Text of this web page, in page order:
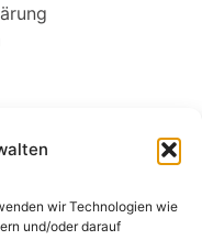
wir Technologien wie
und/oder darauf
Lösung für
Räume
auf Kühlung